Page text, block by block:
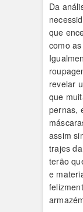
Da
que
como
revelar
que
pernas,
assim
trajes
terão
e